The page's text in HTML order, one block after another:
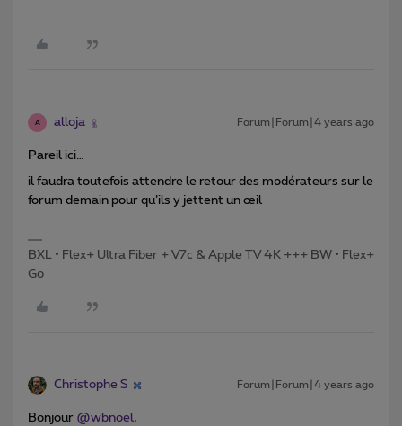
A alloja Forum|Forum|4 years ago
Pareil ici…
il faudra toutefois attendre le retour des modérateurs sur le
forum demain pour qu’ils y jettent un œil
BXL • Flex+ Ultra Fiber + V7c & Apple TV 4K +++ BW • Flex+
Go
Christophe S Forum|Forum|4 years ago
Bonjour @wbnoel,